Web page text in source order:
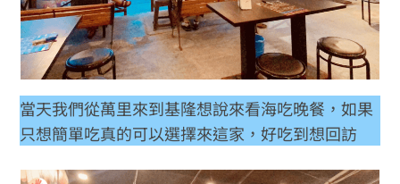
當天我們從萬里來到基隆想說來看海吃晚餐，如果
只想簡單吃真的可以選擇來這家，好吃到想回訪